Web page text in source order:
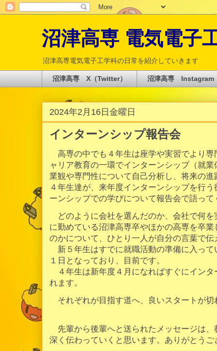
沼津高専 電気電子
沼津高専電気電子工学科の日常を紹介していきます
沼津高専 X（Twitter） 沼津高専 Instagram
2024年2月16日金曜日
インターンシップ報告会
高専の中でも４年生は座学や実習でより専
ャリア教育の一環でインターンシップ（就
業観や専門性について自己分析し、将来の
４年生達が、来年度インターンシップを行
ーンシップでの学びについて報告会で語って
どのように会社を選んだのか、会社で何を
に勤めている沼津高専卒やほかの高専を卒
のかについて、ひとり一人が自分の言葉で
新５年生はすでに就職活動の準備に入って
１日となっており、目前です。
４年生は新年度４月になればすぐにインタ
れます。
それぞれが目指す道へ、良いスタートが切
先輩から後輩へと送られたメッセージは、
深く伝わっていくと思います。ありがとうご